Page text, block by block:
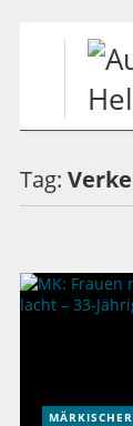
Tag: